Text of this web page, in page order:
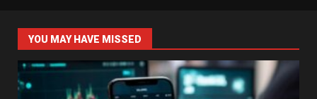
YOU MAY HAVE MISSED